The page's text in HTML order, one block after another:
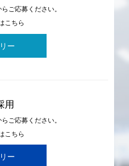
ご応募ください。
こちら
ー
用
ご応募ください。
こちら
ー